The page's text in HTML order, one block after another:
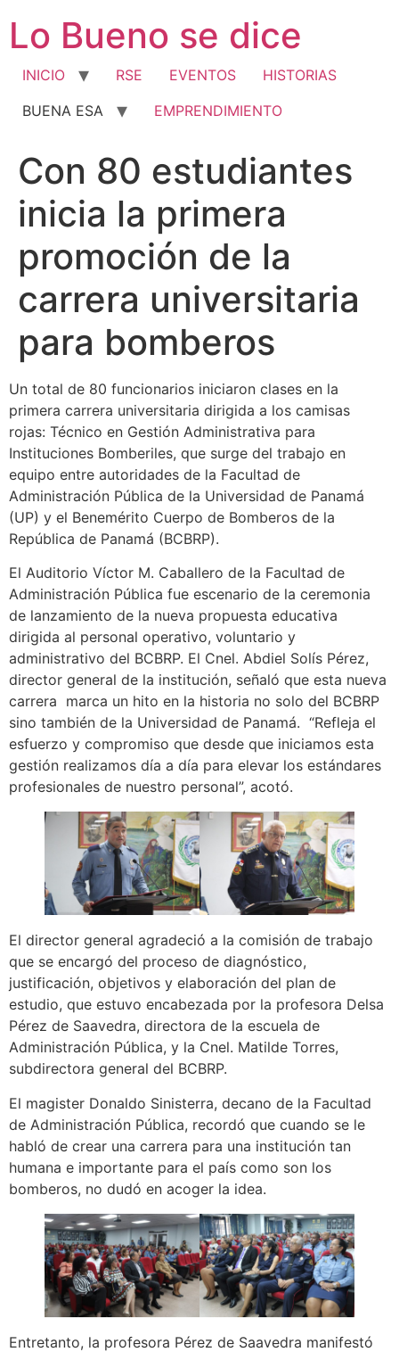
contenido
Lo Bueno se dice
INICIO RSE EVENTOS
HISTORIAS
BUENA ESA
EMPRENDIMIENTO
Con 80 estudiantes
inicia la primera
promoción de la
carrera universitaria
para bomberos
Un total de 80 funcionarios iniciaron clases en la
primera carrera universitaria dirigida a los camisas
rojas: Técnico en Gestión Administrativa para
Instituciones Bomberiles, que surge del trabajo en
equipo entre autoridades de la Facultad de
Administración Pública de la Universidad de Panamá
(UP) y el Benemérito Cuerpo de Bomberos de la
República de Panamá (BCBRP).
El Auditorio Víctor M. Caballero de la Facultad de
Administración Pública fue escenario de la ceremonia
de lanzamiento de la nueva propuesta educativa
dirigida al personal operativo, voluntario y
administrativo del BCBRP. El Cnel. Abdiel Solís Pérez,
director general de la institución, señaló que esta nueva
carrera marca un hito en la historia no solo del BCBRP
sino también de la Universidad de Panamá. “Refleja el
esfuerzo y compromiso que desde que iniciamos esta
gestión realizamos día a día para elevar los estándares
profesionales de nuestro personal”, acotó.
El director general agradeció a la comisión de trabajo
que se encargó del proceso de diagnóstico,
justificación, objetivos y elaboración del plan de
estudio, que estuvo encabezada por la profesora Delsa
Pérez de Saavedra, directora de la escuela de
Administración Pública, y la Cnel. Matilde Torres,
subdirectora general del BCBRP.
El magister Donaldo Sinisterra, decano de la Facultad
de Administración Pública, recordó que cuando se le
habló de crear una carrera para una institución tan
humana e importante para el país como son los
bomberos, no dudó en acoger la idea.
Entretanto, la profesora Pérez de Saavedra manifestó